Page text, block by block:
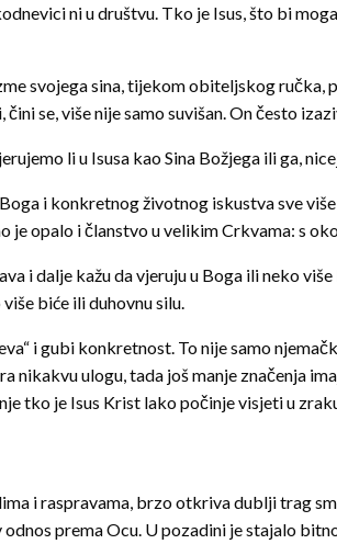
ni u društvu. Tko je Isus, što bi
svojega sina, tijekom obiteljskog
se, više nije samo suvišan. On često
li u Isusa kao Sina Božjega ili ga,
i konkretnog životnog iskustva sve
je opalo i članstvo u velikim Crkvama: s
i dalje kažu da vjeruju u Boga ili neko
biće ili duhovnu silu.
i gubi konkretnost. To nije samo
nikakvu ulogu, tada još manje značenja
tko je Isus Krist lako počinje visjeti u
i raspravama, brzo otkriva dublji trag
prema Ocu. U pozadini je stajalo